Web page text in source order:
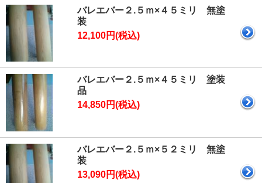
バレエバー２.５ｍ×４５ミリ 無塗
装
12,100円(税込)
バレエバー２.５ｍ×４５ミリ 塗装
品
14,850円(税込)
バレエバー２.５ｍ×５２ミリ 無塗
装
13,090円(税込)